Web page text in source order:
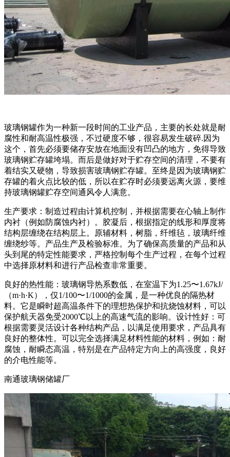
玻璃钢罐作为一种新一段时间的工业产品，主要的长处就是耐
腐性和耐高温性极强，不过硬度不够，很容易发生破碎.因为
这个，首先必须要储存安放在地面没有凹凸的地方，免得导致
玻璃钢贮存罐垮塌。而后是做好对于贮存空间的清理，不要有
着结实又硬物，导致损害玻璃钢贮存罐。至终是因为玻璃钢贮
存罐的着火点比较的低，所以在贮存时必须要远离火源，要维
持玻璃钢罐贮存空间通风令人满意。
生产要求：制造过程由计算机控制，并根据需要在心轴上制作
内衬（例如防腐蚀内衬）。胶凝后，根据指定的线形和厚度将
结构层缠绕在结构层上。原辅材料，树脂，纤维毡，玻璃纤维
缠绕纱等。产品生产及检验标准。为了确保高质量的产品和从
头到尾的特定性能要求，严格控制每个生产过程，在每个过程
中选择原材料和进行产品检查非常重要。
良好的热性能：玻璃钢导热系数低，在室温下为1.25〜1.67kJ/
（m·h·K），仅1/100〜1/1000的金属，是一种优良的隔热材
料。它是瞬时超高温条件下的理想热保护和抗烧蚀材料，可以
保护航天器免受2000℃以上的高速气流的影响。设计性好：可
根据需要灵活设计各种结构产品，以满足使用要求，产品具有
良好的整体性。可以完全选择满足材料性能的材料，例如：耐
腐蚀，耐瞬态高温，特别是在产品特定方向上的高强度，良好
的介电性能等。
南通玻璃钢储罐厂